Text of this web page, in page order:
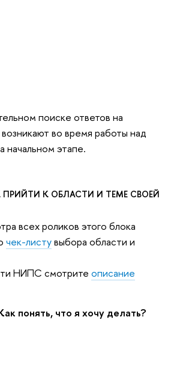
поиске ответов на
во время работы над
начальном этапе.
К ОБЛАСТИ И ТЕМЕ СВОЕЙ
всех роликов этого блока
чек-листувыбора области и
НИПС смотрите описание
понять, что я хочу делать?